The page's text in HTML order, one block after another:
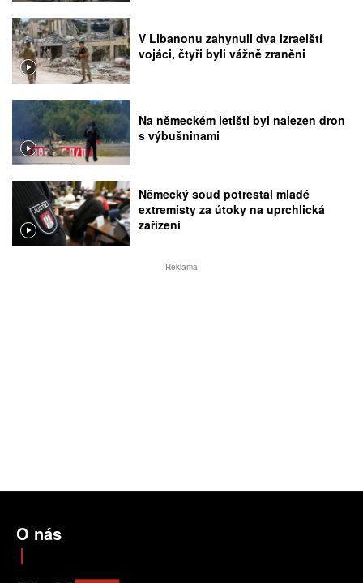
V Libanonu zahynuli dva izraelští
vojáci, čtyři byli vážně zraněni
Na německém letišti byl nalezen dron
s výbušninami
Německý soud potrestal mladé
extremisty za útoky na uprchlická
zařízení
Reklama
O nás